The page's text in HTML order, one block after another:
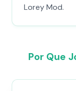
Lorey Mod.
Por Que